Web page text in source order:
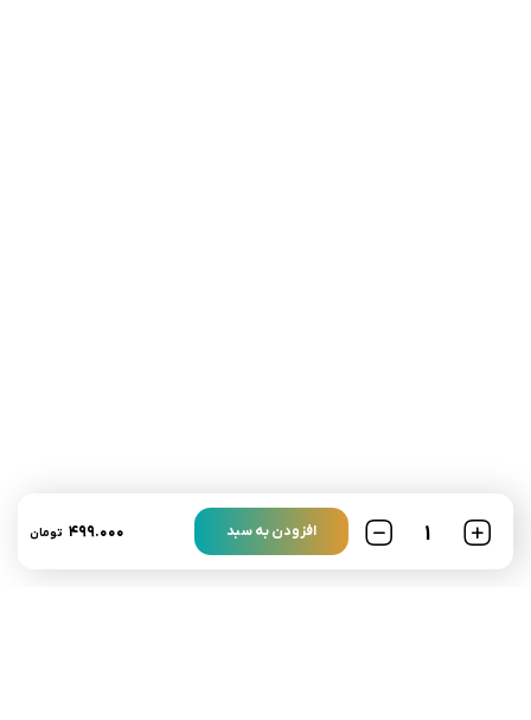
افزودن به سبد ۴۹۹.۰۰۰ تومان